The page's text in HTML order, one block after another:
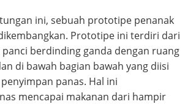
ini, sebuah prototipe penanak
Prototipe ini terdiri dari
berdinding ganda dengan ruang
di bawah bagian bawah yang diisi
panas. Hal ini
mencapai makanan dari hampir